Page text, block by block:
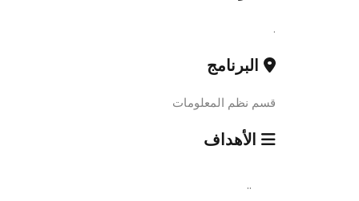
.
البرنامج
قسم نظم المعلومات
الأهداف
..